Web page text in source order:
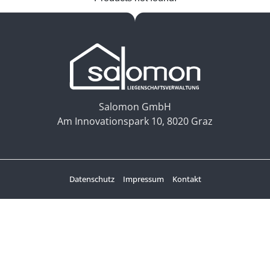
Salomon GmbH
Am Innovationspark 10, 8020 Graz
Datenschutz Impressum Kontakt
elisabeth.salomon@salomon-gmbh.at